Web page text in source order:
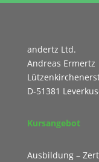
andertz Ltd.
Andreas Ermertz
D-51381
Kursangebot
Ausbildung –